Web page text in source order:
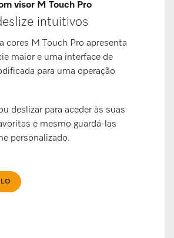
visor M Touch Pro
intuitivos
cores M Touch Pro apresenta
maior e uma interface de
para uma operação
deslizar para aceder às suas
e mesmo guardá-las
personalizado.